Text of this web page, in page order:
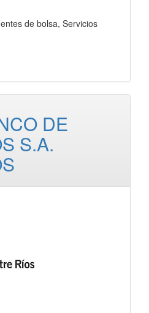
de bolsa, Servicios
DE
S.A.